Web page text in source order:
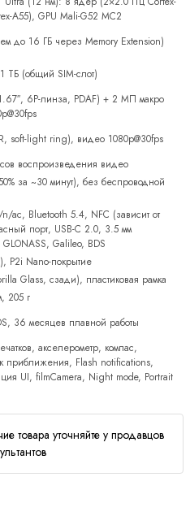
A55), GPU Mali-G52 MC2
до 16 ГБ через Memory Extension)
ТБ (общий SIM-слот)
6P-линза, PDAF) + 2 МП макро
soft-light ring), видео 1080p@30fps
воспроизведения видео
за ~30 минут), без беспроводной
ac, Bluetooth 5.4, NFC (зависит от
порт, USB-C 2.0, 3.5 мм
Galileo, BDS
P2i Nano-покрытие
Glass, сзади), пластиковая рамка
205 г
36 месяцев плавной работы
акселерометр, компас,
приближения, Flash notifications,
UI, filmCamera, Night mode, Portrait
товара уточняйте у продавцов